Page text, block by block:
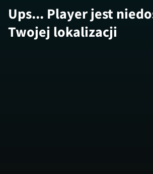
Ups... Player jest
Twojej lokalizacji